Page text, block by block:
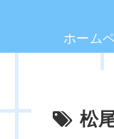
ホーム
松